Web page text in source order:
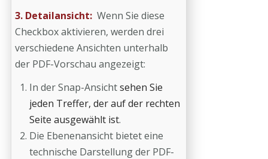
3. Detailansicht: Wenn Sie diese
Checkbox aktivieren, werden drei
verschiedene Ansichten unterhalb
der PDF-Vorschau angezeigt:
In der Snap-Ansichtsehen Sie
jeden Treffer, der auf der rechten
Seite ausgewählt ist.
Die Ebenenansicht bietet eine
technische Darstellung der PDF-